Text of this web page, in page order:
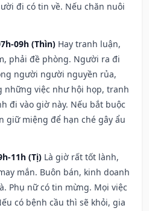
đi có tin về. Nếu chăn nuôi
09h (Thìn) Hay tranh luận,
phải đề phòng. Người ra đi
người người nguyền rủa,
những việc như hội họp, tranh
đi vào giờ này. Nếu bắt buộc
giữ miệng để hạn ché gây ẩu
11h (Tị) Là giờ rất tốt lành,
mắn. Buôn bán, kinh doanh
Phụ nữ có tin mừng. Mọi việc
có bệnh cầu thì sẽ khỏi, gia